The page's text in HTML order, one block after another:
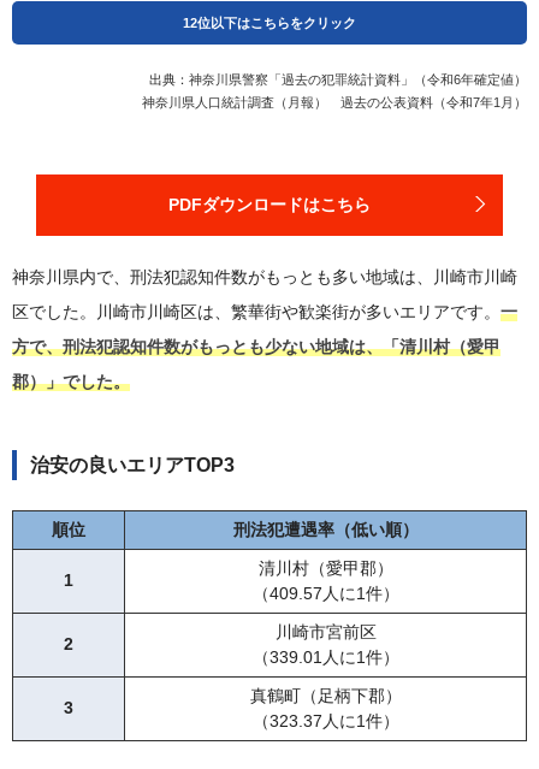
伊勢原市
大井町（足柄上郡）
239.86人に1件
開成町（足柄上郡）
237.23人に1件
31
川崎市高津区
225.50人に1件
32
横浜市神奈川区
224.61人に1件
33
横浜市港南区
223.09人に1件
34
36
綾瀬市
38
川崎市中原区
219.04人に1件
210.29人に1件
40
山北町（足柄上郡）
205.36人に1件
198.34人に1件
198.28人に1件
193.34人に1件
12位以下はこちらをクリック
二宮町（中郡）
114件
南足柄市
16
寒川町（高座郡）
218件
17
逗子市
263件
18
綾瀬市
375件
19
横浜市栄区
407件
20
22
川崎市麻生区
23
横浜市泉区
591件
24
秦野市
621件
横浜市磯子区
座間市
29
川崎市宮前区
692件
出典： 神奈川県警察「過去の犯罪統計資料」（令和6年確定値）
神奈川県人口統計調査（月報） 過去の公表資料（令和7年1月）
PDFダウンロードはこちら
神奈川県内で、刑法犯認知件数がもっとも多い地域は、川崎市川崎
区でした。川崎市川崎区は、繁華街や歓楽街が多いエリアです。 一
方で、刑法犯認知件数がもっとも少ない地域は、「清川村（愛甲
郡）」でした。
治安の良いエリアTOP3
順位 刑法犯遭遇率（低い順）
1
清川村（愛甲郡）
（409.57人に1件）
2
川崎市宮前区
（339.01人に1件）
3
真鶴町（足柄下郡）
（323.37人に1件）